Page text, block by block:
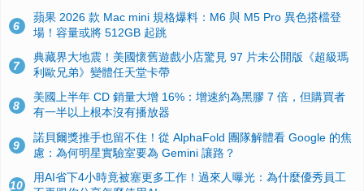
6
蘋果 2026 款 Mac mini 規格爆料：M6 與 M5 Pro 異色搭檔登
場！容量或將 512GB 起跳
7
典藏界大地震！美國懷舊遊戲小店驚見 97 片未公開版《超級瑪
利歐兄弟》變體任天堂卡帶
8
美國上半年 CD 銷量大增 16%：增速約為黑膠 7 倍，但購買者
有一半以上根本沒有播放器
9
諾貝爾獎推手也留不住！從 AlphaFold 團隊解體看 Google 的焦
慮：為何明星實驗室要為 Gemini 讓路？
10
用AI省下4小時竟被塞更多工作！過來人曝光：為什麼優秀員工